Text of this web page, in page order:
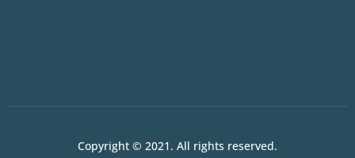
Copyright © 2021. All rights reserved.